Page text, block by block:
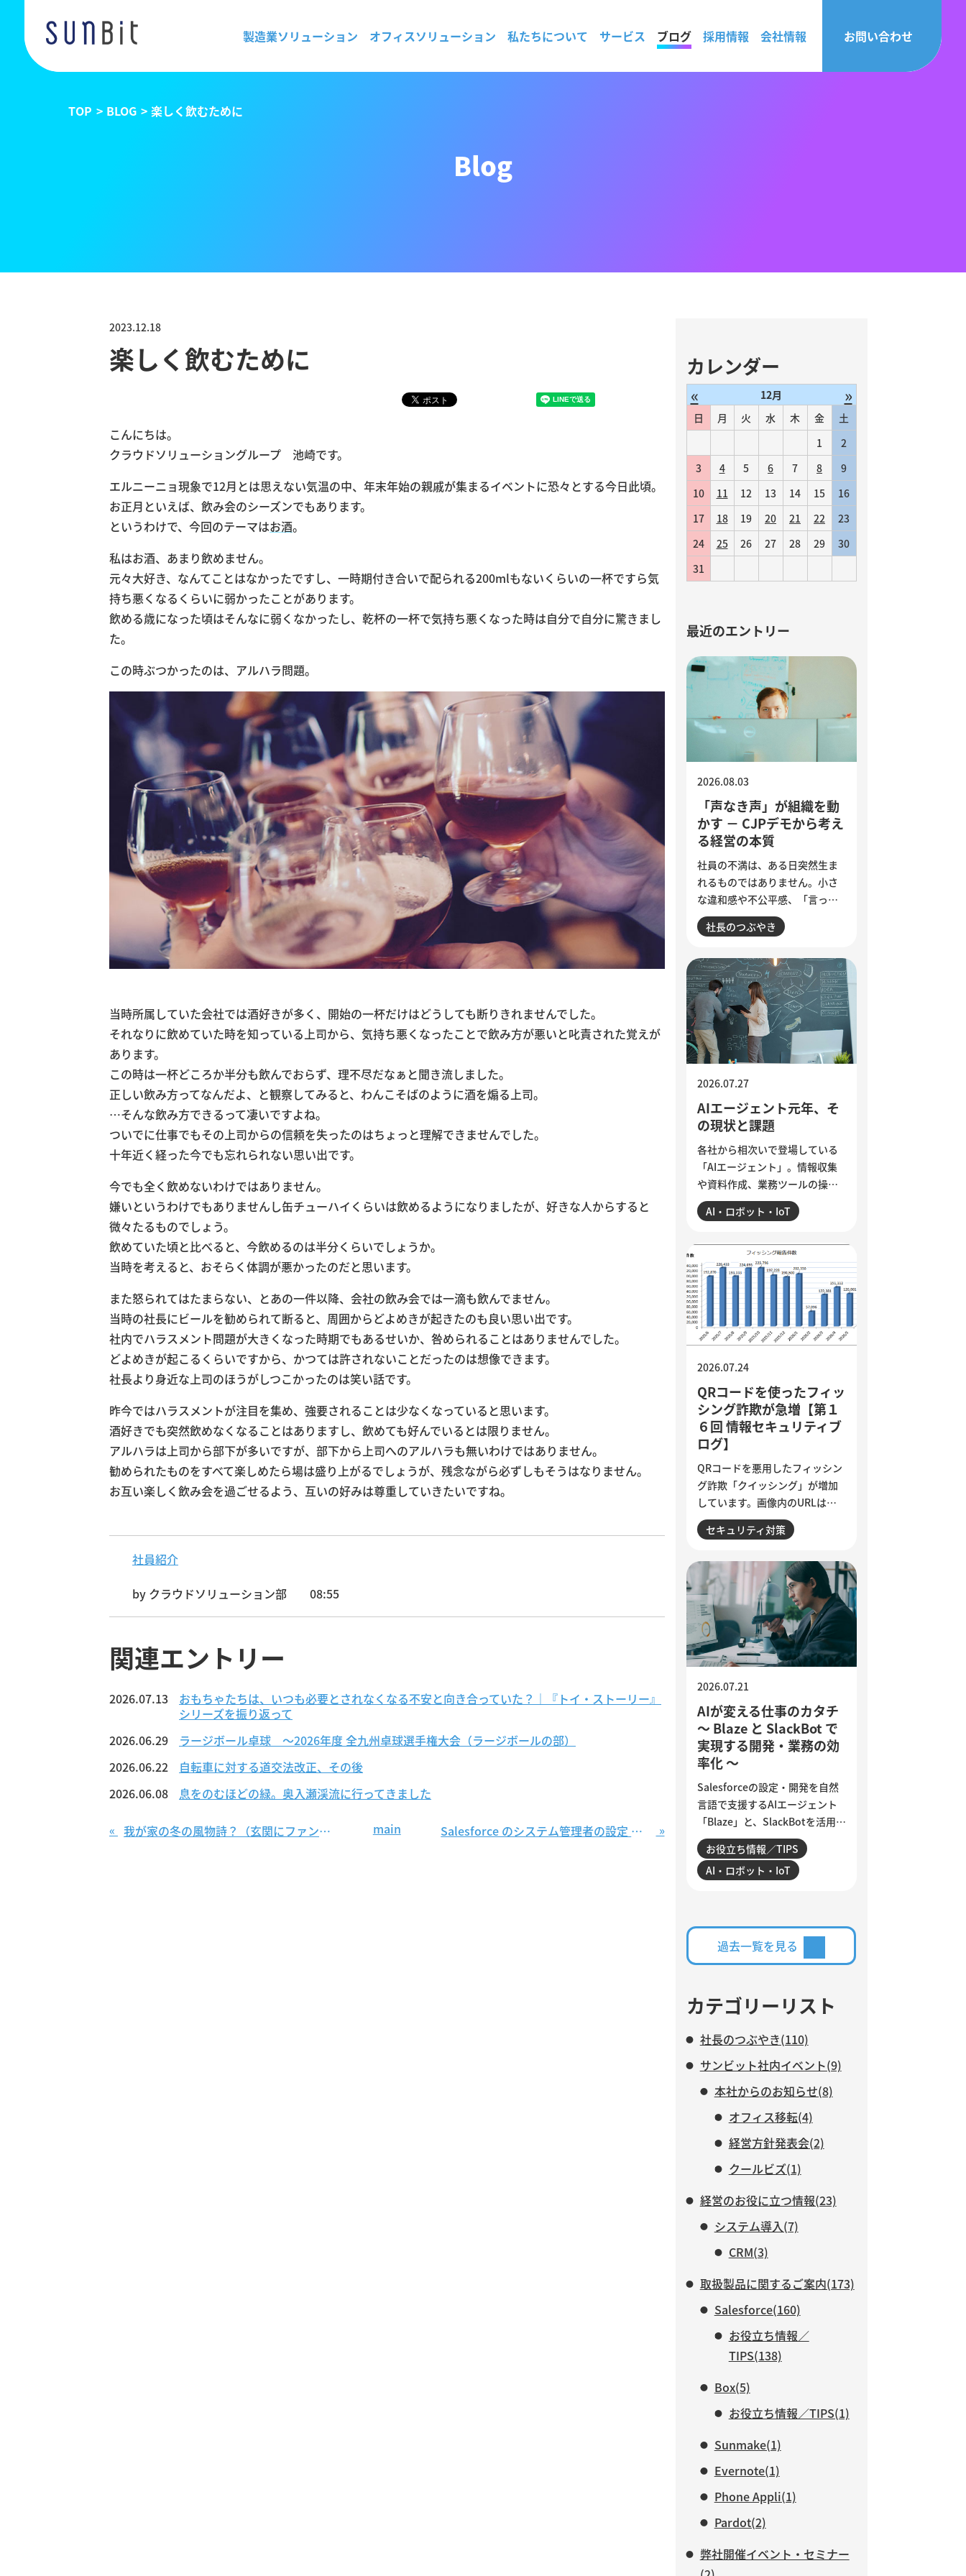
製造業ソリューション オフィスソリューション 私たちについて サービス ブログ 採用情報 会社情報 お問い合わせ
Blog
2023.12.18
楽しく飲むために
こんにちは。
クラウドソリューショングループ 池崎です。
エルニーニョ現象で12月とは思えない気温の中、年末年始の親戚が集まるイベントに恐々とする今日此頃。
お正月といえば、飲み会のシーズンでもあります。
というわけで、今回のテーマはお酒。
私はお酒、あまり飲めません。
元々大好き、なんてことはなかったですし、一時期付き合いで配られる200mlもないくらいの一杯ですら気
持ち悪くなるくらいに弱かったことがあります。
飲める歳になった頃はそんなに弱くなかったし、乾杯の一杯で気持ち悪くなった時は自分で自分に驚きまし
た。
この時ぶつかったのは、アルハラ問題。
当時所属していた会社では酒好きが多く、開始の一杯だけはどうしても断りきれませんでした。
それなりに飲めていた時を知っている上司から、気持ち悪くなったことで飲み方が悪いと叱責された覚えが
あります。
この時は一杯どころか半分も飲んでおらず、理不尽だなぁと聞き流しました。
正しい飲み方ってなんだよ、と観察してみると、わんこそばのように酒を煽る上司。
…そんな飲み方できるって凄いですよね。
ついでに仕事でもその上司からの信頼を失ったのはちょっと理解できませんでした。
十年近く経った今でも忘れられない思い出です。
今でも全く飲めないわけではありません。
嫌いというわけでもありませんし缶チューハイくらいは飲めるようになりましたが、好きな人からすると
微々たるものでしょう。
飲めていた頃と比べると、今飲めるのは半分くらいでしょうか。
当時を考えると、おそらく体調が悪かったのだと思います。
また怒られてはたまらない、とあの一件以降、会社の飲み会では一滴も飲んでません。
当時の社長にビールを勧められて断ると、周囲からどよめきが起きたのも良い思い出です。
社内でハラスメント問題が大きくなった時期でもあるせいか、咎められることはありませんでした。
どよめきが起こるくらいですから、かつては許されないことだったのは想像できます。
社長より身近な上司のほうがしつこかったのは笑い話です。
昨今ではハラスメントが注目を集め、強要されることは少なくなっていると思います。
酒好きでも突然飲めなくなることはありますし、飲めても好んでいるとは限りません。
アルハラは上司から部下が多いですが、部下から上司へのアルハラも無いわけではありません。
勧められたものをすべて楽しめたら場は盛り上がるでしょうが、残念ながら必ずしもそうはなりません。
お互い楽しく飲み会を過ごせるよう、互いの好みは尊重していきたいですね。
社員紹介
by クラウドソリューション部 08:55
関連エントリー
2026.07.13
おもちゃたちは、いつも必要とされなくなる不安と向き合っていた？｜『トイ・ストーリー』
シリーズを振り返って
2026.06.29
ラージボール卓球 ～2026年度 全九州卓球選手権大会（ラージボールの部）
2026.06.22
自転車に対する道交法改正、その後
2026.06.08
息をのむほどの緑。奥入瀬渓流に行ってきました
« 我が家の冬の風物詩？（玄関にファンヒータ出現？？） main Salesforce のシステム管理者の設定 〜クイックアクションを使ってみよう〜 »
カレンダー
« 12月 »
日 月 火 水 木 金
土
1
2
3
4 5 6 7 8
9
10
11 12 13 14 15
16
17
18 19 20 21 22
23
24
25 26 27 28 29
30
31
最近のエントリー
「声なき声」が組織を動
かす － CJPデモから考え
る経営の本質
2026.08.03
社員の不満は、ある日突然生ま
れるものではありません。小さ
な違和感や不公平感、「言って
も変わらない」という諦めが積
み重なり、退職やエンゲージメ
インドで若者の抗議運動が教育
相の辞任につながった出来事か
ら、組織に潜む「声なき声」に
耳を傾け、問題の兆しに誠実に
向き合う経営のあり方を考えま
す。
社長のつぶやき
AIエージェント元年、そ
の現状と課題
2026.07.27
各社から相次いで登場している
「AIエージェント」。情報収集
や資料作成、業務ツールの操作
まで任せられるようになった一
方、現場では「思ったほど使え
す。各社のAIエージェント機能
を紹介するとともに、導入がう
まくいかない5つの理由を整理。
業務の棚卸しや手順の分解、品
質基準の明文化など、小さく試
しながら実用化を進める方法を
AI・ロボット・IoT
QRコードを使ったフィッ
シング詐欺が急増【第１
６回 情報セキュリティブ
ログ】
2026.07.24
QRコードを悪用したフィッシン
グ詐欺「クイッシング」が増加
しています。画像内のURLはメ
ールフィルターで検知されにく
く、スマートフォンを経由して
です。セキュリティ意識が高い
人ほど狙われる巧妙な手口と、
被害を防ぐために実践したい3つ
の確認ポイントをご紹介しま
す。
セキュリティ対策
AIが変える仕事のカタチ
～ Blaze と SlackBot で
実現する開発・業務の効
率化 ～
2026.07.21
Salesforceの設定・開発を自然
言語で支援するAIエージェント
「Blaze」と、SlackBotを活用し
た業務自動化を紹介します。AI
は、日々の細かな作業をどこま
で効率化できるのでしょうか。
など、サンビットで実際に構
築・運用している仕組みを交え
ながら、AIに任せる業務と、人
て紹介します。
お役立ち情報／TIPS
AI・ロボット・IoT
過去一覧を見る
カテゴリーリスト
社長のつぶやき(110)
サンビット社内イベント(9)
本社からのお知らせ(8)
オフィス移転(4)
経営方針発表会(2)
クールビズ(1)
経営のお役に立つ情報(23)
システム導入(7)
CRM(3)
取扱製品に関するご案内(173)
Salesforce(160)
お役立ち情報／
TIPS(138)
Box(5)
お役立ち情報／TIPS(1)
Sunmake(1)
Evernote(1)
Phone Appli(1)
Pardot(2)
弊社開催イベント・セミナー
TOP BLOG 楽しく飲むために